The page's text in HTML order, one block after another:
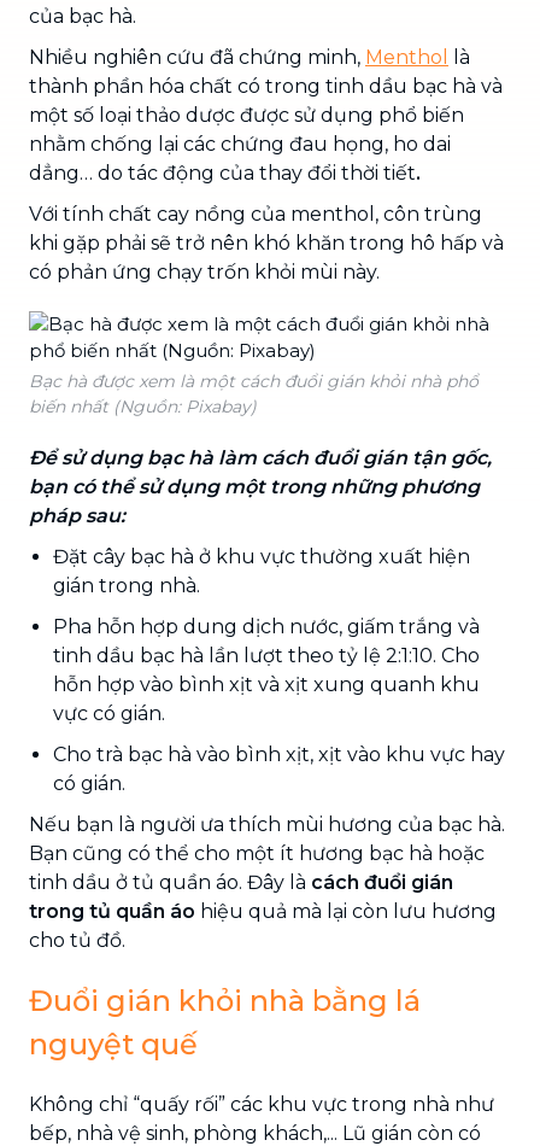
của bạc hà.
Nhiều nghiên cứu đã chứng minh, Menthol
là
thành phần hóa chất có trong tinh dầu bạc hà và
một số loại thảo dược được sử dụng phổ biến
nhằm chống lại các chứng đau họng, ho dai
dẳng… do tác động của thay đổi thời tiết.
Với tính chất cay nồng của menthol, côn trùng
khi gặp phải sẽ trở nên khó khăn trong hô hấp và
có phản ứng chạy trốn khỏi mùi này.
Bạc hà được xem là một cách đuổi gián khỏi nhà phổ
biến nhất (Nguồn: Pixabay)
Để sử dụng bạc hà làm cách đuổi gián tận gốc,
bạn có thể sử dụng một trong những phương
pháp sau:
Đặt cây bạc hà ở khu vực thường xuất hiện
gián trong nhà.
Pha hỗn hợp dung dịch nước, giấm trắng và
tinh dầu bạc hà lần lượt theo tỷ lệ 2:1:10. Cho
hỗn hợp vào bình xịt và xịt xung quanh khu
vực có gián.
Cho trà bạc hà vào bình xịt, xịt vào khu vực hay
có gián.
Nếu bạn là người ưa thích mùi hương của bạc hà.
Bạn cũng có thể cho một ít hương bạc hà hoặc
tinh dầu ở tủ quần áo. Đây là cách đuổi gián
trong tủ quần áo hiệu quả mà lại còn lưu hương
cho tủ đồ.
Đuổi gián khỏi nhà bằng lá
nguyệt quế
Không chỉ “quấy rối” các khu vực trong nhà như
bếp, nhà vệ sinh, phòng khách,... Lũ gián còn có